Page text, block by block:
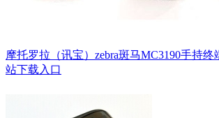
摩托罗拉（讯宝）zebra斑马MC3190手持终
站下载入口